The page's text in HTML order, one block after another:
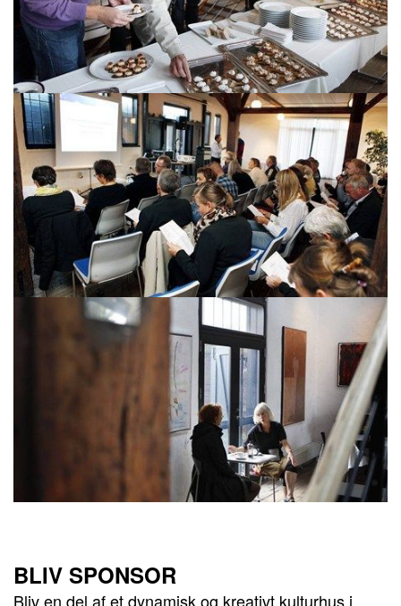
BLIV SPONSOR
Bliv en del af et dynamisk og kreativt kulturhus i